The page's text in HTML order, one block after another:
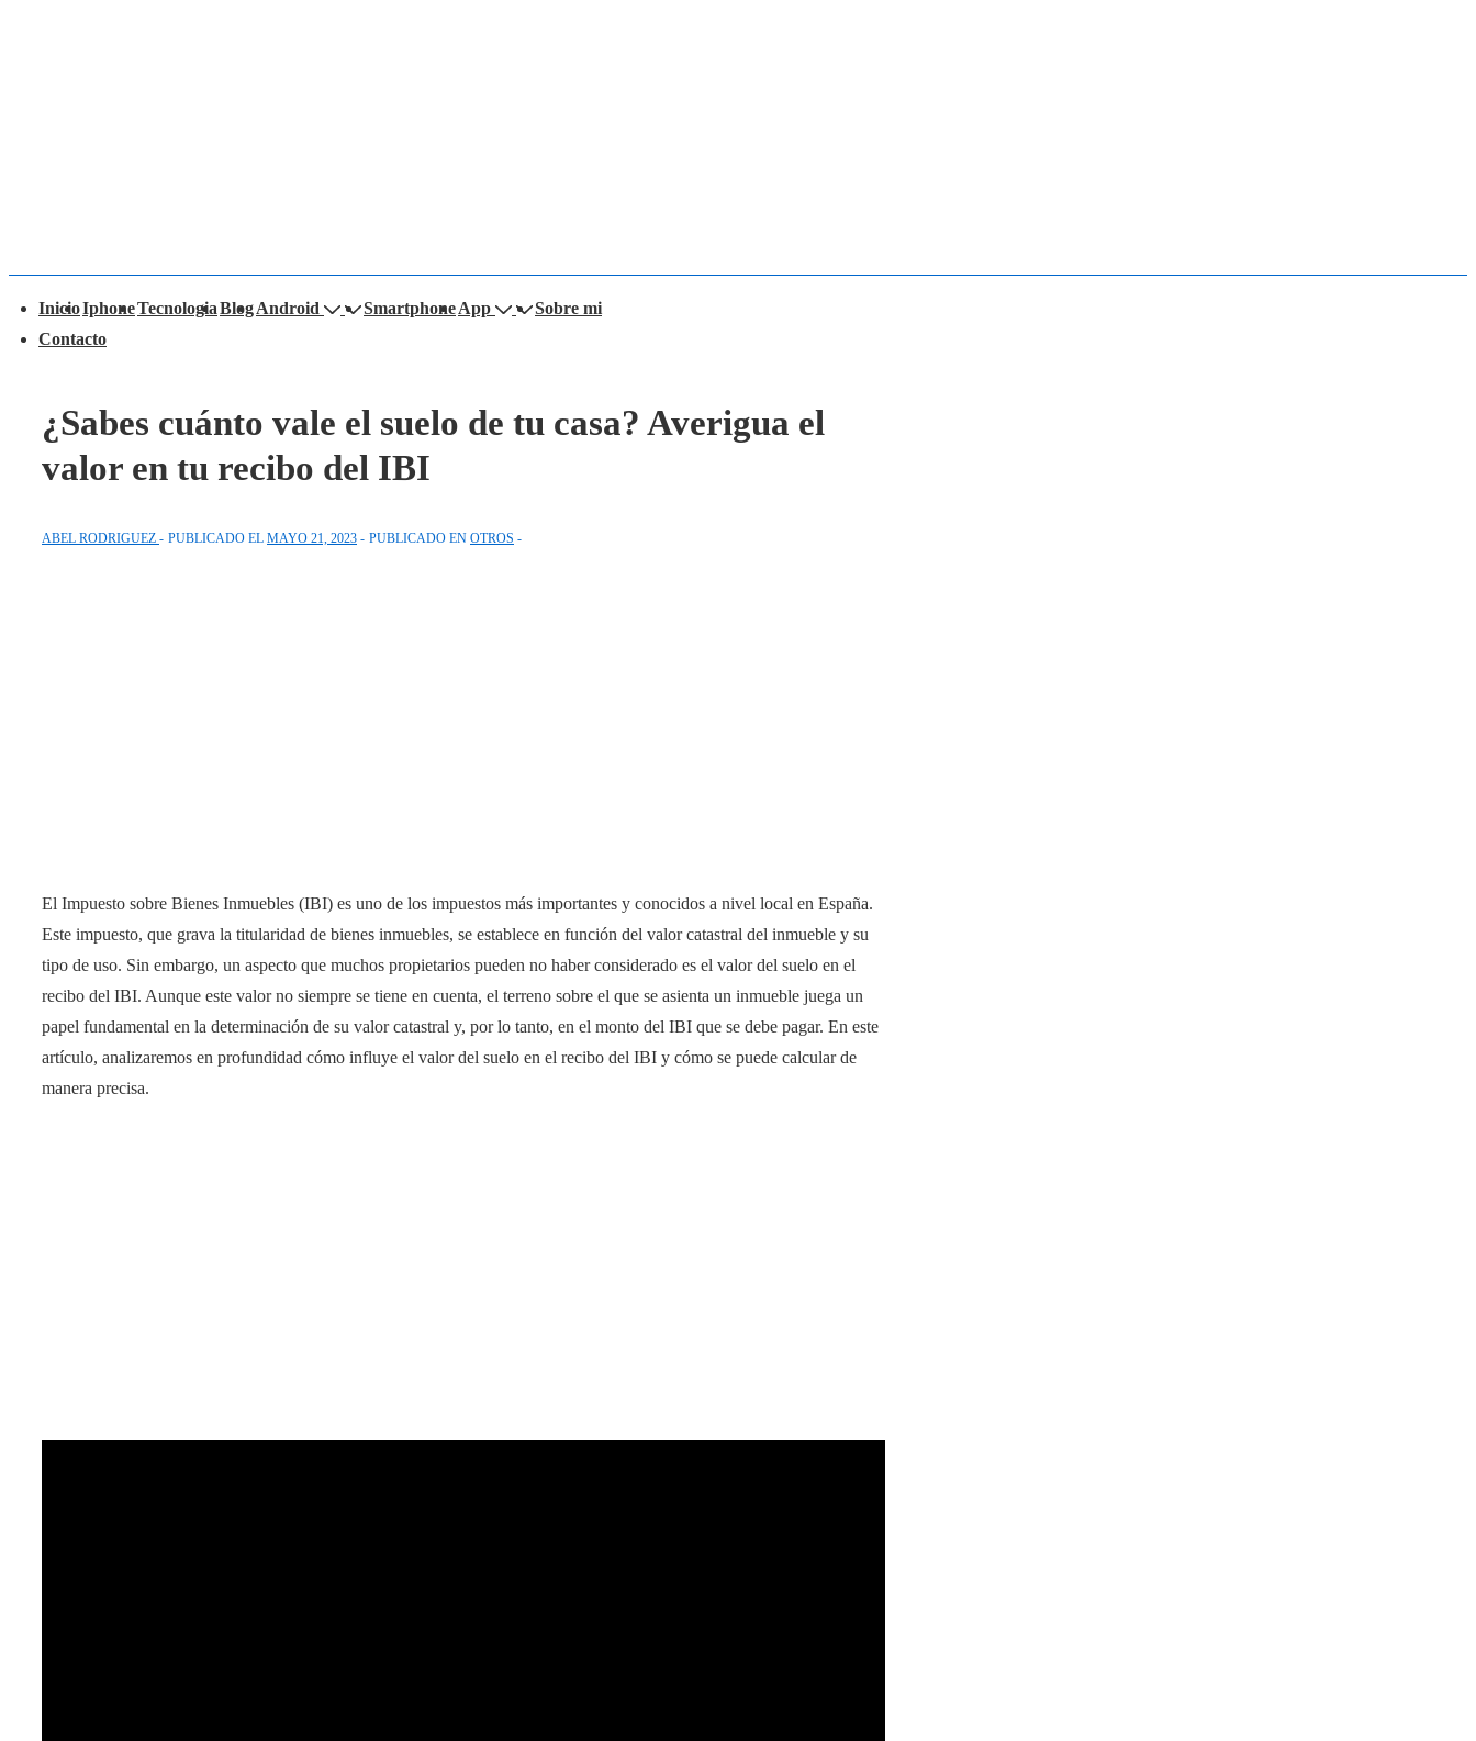
InicioIphoneTecnologiaBlogAndroid SmartphoneApp
Sobre mi
Contacto
¿Sabes cuánto vale el suelo de tu casa? Averigua el
valor en tu recibo del IBI
ABEL RODRIGUEZ PUBLICADO EL MAYO 21, 2023 PUBLICADO EN OTROS
El Impuesto sobre Bienes Inmuebles (IBI) es uno de los impuestos más importantes y conocidos a nivel local en España.
Este impuesto, que grava la titularidad de bienes inmuebles, se establece en función del valor catastral del inmueble y su
tipo de uso. Sin embargo, un aspecto que muchos propietarios pueden no haber considerado es el valor del suelo en el
recibo del IBI. Aunque este valor no siempre se tiene en cuenta, el terreno sobre el que se asienta un inmueble juega un
papel fundamental en la determinación de su valor catastral y, por lo tanto, en el monto del IBI que se debe pagar. En este
artículo, analizaremos en profundidad cómo influye el valor del suelo en el recibo del IBI y cómo se puede calcular de
manera precisa.